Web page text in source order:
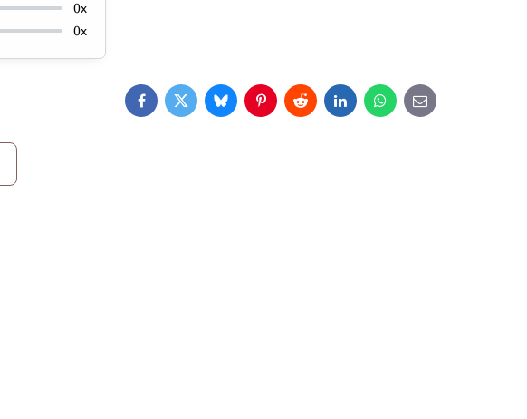
0x
0x
FacebookTwitterBlueskyPinterestRedditLinkedInWhatsApp
E-
mail